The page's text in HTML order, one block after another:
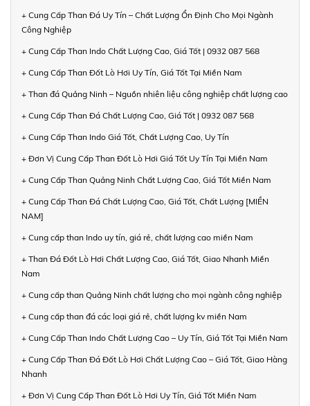
+ Cung Cấp Than Đá Uy Tín – Chất Lượng Ổn Định Cho Mọi Ngành
Công Nghiệp
+ Cung Cấp Than Indo Chất Lượng Cao, Giá Tốt | 0932 087 568
+ Cung Cấp Than Đốt Lò Hơi Uy Tín, Giá Tốt Tại Miền Nam
+ Than đá Quảng Ninh – Nguồn nhiên liệu công nghiệp chất lượng cao
+ Cung Cấp Than Đá Chất Lượng Cao, Giá Tốt | 0932 087 568
+ Cung Cấp Than Indo Giá Tốt, Chất Lượng Cao, Uy Tín
+ Đơn Vị Cung Cấp Than Đốt Lò Hơi Giá Tốt Uy Tín Tại Miền Nam
+ Cung Cấp Than Quảng Ninh Chất Lượng Cao, Giá Tốt Miền Nam
+ Cung Cấp Than Đá Chất Lượng Cao, Giá Tốt, Chất Lượng [MIỀN
NAM]
+ Cung cấp than Indo uy tín, giá rẻ, chất lượng cao miền Nam
+ Than Đá Đốt Lò Hơi Chất Lượng Cao, Giá Tốt, Giao Nhanh Miền
Nam
+ Cung cấp than Quảng Ninh chất lượng cho mọi ngành công nghiệp
+ Cung cấp than đá các loại giá rẻ, chất lượng kv miền Nam
+ Cung Cấp Than Indo Chất Lượng Cao – Uy Tín, Giá Tốt Tại Miền Nam
+ Cung Cấp Than Đá Đốt Lò Hơi Chất Lượng Cao – Giá Tốt, Giao Hàng
Nhanh
+ Đơn Vị Cung Cấp Than Đốt Lò Hơi Uy Tín, Giá Tốt Miền Nam